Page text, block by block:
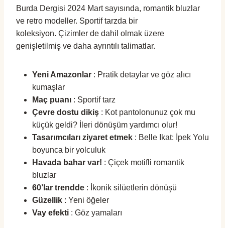
Burda Dergisi 2024 Mart sayısında, romantik bluzlar
ve retro modeller. Sportif tarzda bir
koleksiyon. Çizimler de dahil olmak üzere
genişletilmiş ve daha ayrıntılı talimatlar.
Yeni Amazonlar : Pratik detaylar ve göz alıcı
kumaşlar
Maç puanı : Sportif tarz
Çevre dostu dikiş : Kot pantolonunuz çok mu
küçük geldi? İleri dönüşüm yardımcı olur!
Tasarımcıları ziyaret etmek : Belle Ikat: İpek Yolu
boyunca bir yolculuk
Havada bahar var! : Çiçek motifli romantik
bluzlar
60’lar trendde : İkonik silüetlerin dönüşü
Güzellik : Yeni öğeler
Vay efekti : Göz yamaları